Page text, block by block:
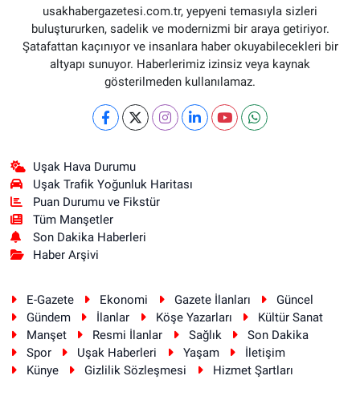
usakhabergazetesi.com.tr, yepyeni temasıyla sizleri
buluştururken, sadelik ve modernizmi bir araya getiriyor.
Şatafattan kaçınıyor ve insanlara haber okuyabilecekleri bir
altyapı sunuyor. Haberlerimiz izinsiz veya kaynak
gösterilmeden kullanılamaz.
Uşak Hava Durumu
Uşak Trafik Yoğunluk Haritası
Puan Durumu ve Fikstür
Tüm Manşetler
Son Dakika Haberleri
Haber Arşivi
E-Gazete Ekonomi Gazete İlanları
Güncel
Gündem
İlanlar Köşe Yazarları
Kültür Sanat
Manşet
Resmi İlanlar Sağlık
Son Dakika
Spor
Uşak Haberleri Yaşam
İletişim
Künye
Gizlilik Sözleşmesi Hizmet Şartları